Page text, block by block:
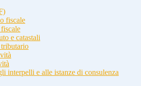
fiscale
e catastali
interpelli e alle istanze di consulenza